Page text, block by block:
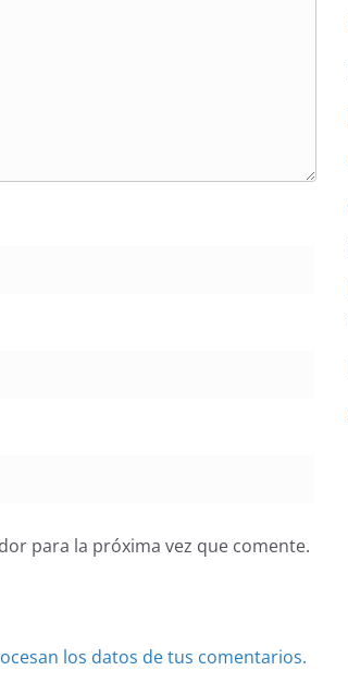
para la próxima vez que comente.
los datos de tus comentarios.